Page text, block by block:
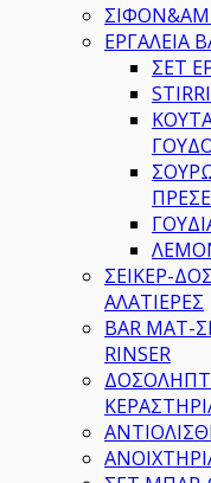
ΕΡΓΑΛΕΙΑ
ΣΕΤ
ΣΕΙΚΕΡ-
ΑΛΑΤΙΕΡΕΣ
BAR
RINSER